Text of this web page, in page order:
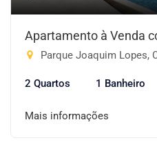
Apartamento à Venda
Parque Joaquim Lopes,
2 Quartos 1 Banheiro
Mais informações